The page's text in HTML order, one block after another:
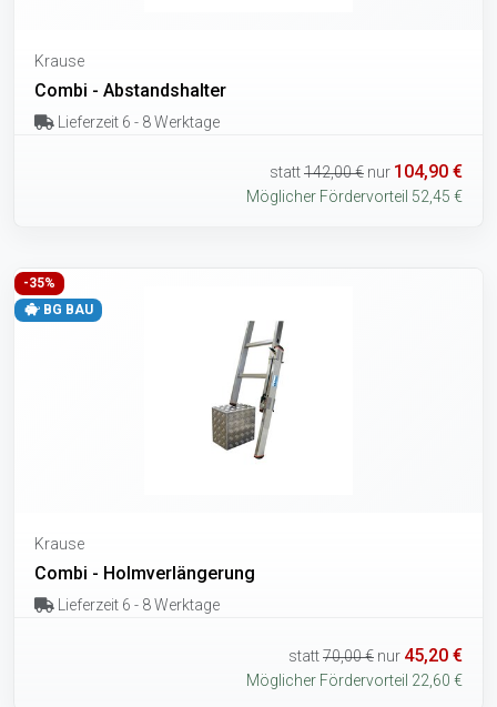
Krause
Combi - Abstandshalter
Lieferzeit 6 - 8 Werktage
statt142,00 € nur 104,90 €
Möglicher Fördervorteil 52,45 €
-35%
BG BAU
Krause
Combi - Holmverlängerung
Lieferzeit 6 - 8 Werktage
statt70,00 € nur 45,20 €
Möglicher Fördervorteil 22,60 €